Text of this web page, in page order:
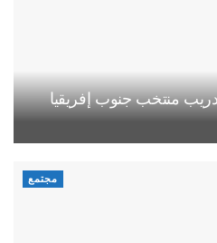
منتخب جنوب إفريقيا
مجتمع